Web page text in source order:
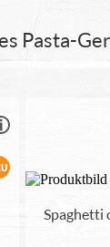
Pasta-
Spaghetti